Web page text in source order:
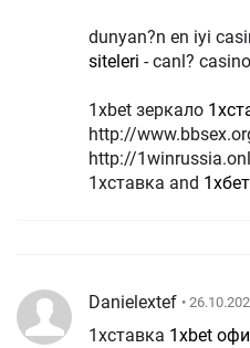
dunyan?n en iyi
siteleri - canl?
1xbet зеркало
http://
http://
1хставка and 1хбет
Danielextef •
1хставка 1xbet